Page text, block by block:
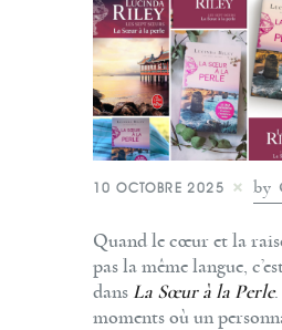
10 OCTOBRE 2025 by
Quand le cœur et la
pas la même langue,
dans La Sœur à la Perle.
moments où un